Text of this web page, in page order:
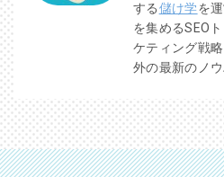
する儲け学を
を集めるSEO
ケティング戦
外の最新のノ